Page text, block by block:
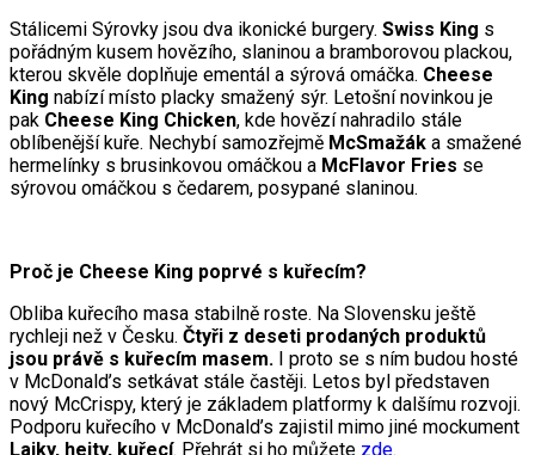
Stálicemi Sýrovky jsou dva ikonické burgery. Swiss King s
pořádným kusem hovězího, slaninou a bramborovou plackou,
kterou skvěle doplňuje ementál a sýrová omáčka. Cheese
King nabízí místo placky smažený sýr. Letošní novinkou je
pak Cheese King Chicken, kde hovězí nahradilo stále
oblíbenější kuře. Nechybí samozřejmě McSmažák a smažené
hermelínky s brusinkovou omáčkou a McFlavor Fries se
sýrovou omáčkou s čedarem, posypané slaninou.
Proč je Cheese King poprvé s kuřecím?
Obliba kuřecího masa stabilně roste. Na Slovensku ještě
rychleji než v Česku. Čtyři z deseti prodaných produktů
jsou právě s kuřecím masem. I proto se s ním budou hosté
v McDonald’s setkávat stále častěji. Letos byl představen
nový McCrispy, který je základem platformy k dalšímu rozvoji.
Podporu kuřecího v McDonald’s zajistil mimo jiné mockument
Lajky, hejty, kuřecí. Přehrát si ho můžete zde.